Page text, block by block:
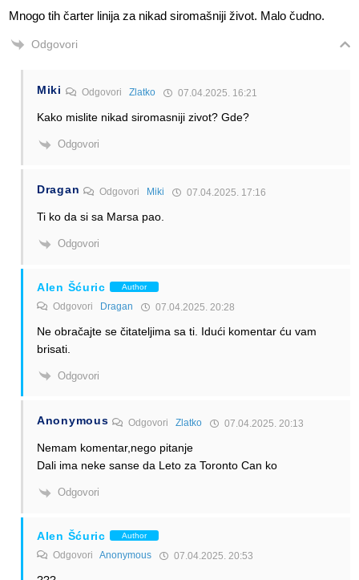
Mnogo tih čarter linija za nikad siromašniji život. Malo čudno.
Odgovori
Miki Odgovori Zlatko 07.04.2025. 16:21
Kako mislite nikad siromasniji zivot? Gde?
Odgovori
Dragan Odgovori Miki 07.04.2025. 17:16
Ti ko da si sa Marsa pao.
Odgovori
Alen Šćuric Author
Odgovori Dragan 07.04.2025. 20:28
Ne obračajte se čitateljima sa ti. Idući komentar ću vam
brisati.
Odgovori
Anonymous OdgovoriZlatko 07.04.2025. 20:13
Nemam komentar,nego pitanje
Dali ima neke sanse da Leto za Toronto Can ko
Odgovori
Alen Šćuric Author
Odgovori Anonymous 07.04.2025. 20:53